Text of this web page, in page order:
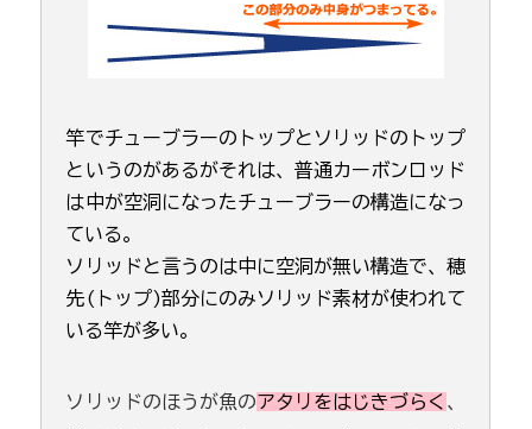
竿でチューブラーのトップとソリッドのトップ
というのがあるがそれは、普通カーボンロッド
は中が空洞になったチューブラーの構造になっ
ている。
ソリッドと言うのは中に空洞が無い構造で、穂
先(トップ)部分にのみソリッド素材が使われて
いる竿が多い。
ソリッドのほうが魚のアタリをはじきづらく 、